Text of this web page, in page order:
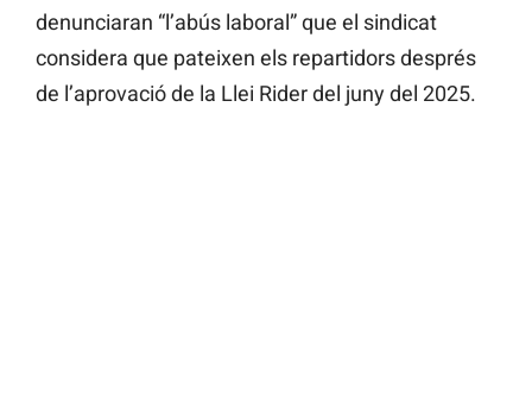
denunciaran “l’abús laboral” que el sindicat
considera que pateixen els repartidors després
de l’aprovació de la Llei Rider del juny del 2025.